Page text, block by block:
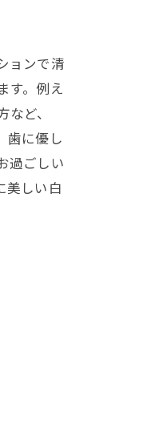
ョンで清
す。例え
ど、
歯に優し
過ごしい
美しい白